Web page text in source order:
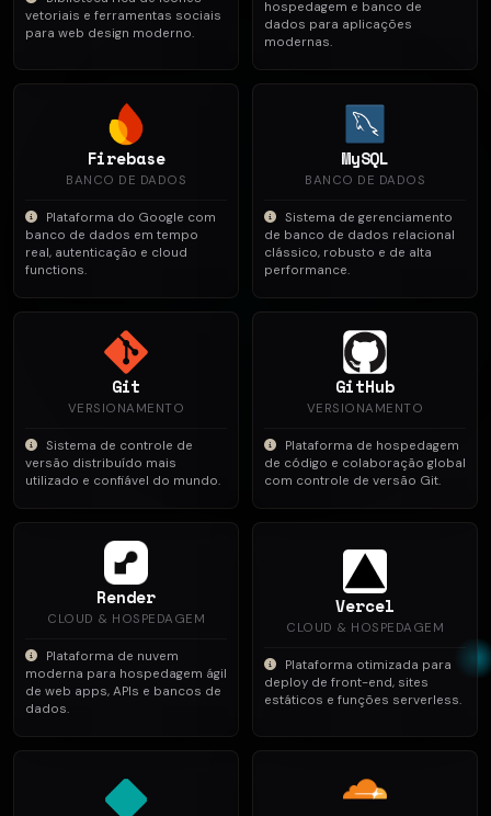
vetoriais e ferramentas sociais
para web design moderno.
hospedagem e banco de
dados para aplicações
modernas.
Firebase
BANCO DE DADOS
Plataforma do Google com
banco de dados em tempo
real, autenticação e cloud
functions.
MySQL
BANCO DE DADOS
Sistema de gerenciamento
de banco de dados relacional
clássico, robusto e de alta
performance.
Git
VERSIONAMENTO
Sistema de controle de
versão distribuído mais
utilizado e confiável do mundo.
GitHub
VERSIONAMENTO
Plataforma de hospedagem
de código e colaboração global
com controle de versão Git.
Render
CLOUD & HOSPEDAGEM
Plataforma de nuvem
moderna para hospedagem ágil
de web apps, APIs e bancos de
dados.
Vercel
CLOUD & HOSPEDAGEM
Plataforma otimizada para
deploy de front-end, sites
estáticos e funções serverless.